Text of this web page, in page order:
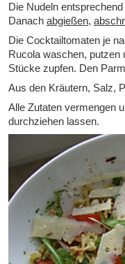
Die Nudeln
Danach abgießen,
Die Cocktailtomaten je
Rucola waschen, putzen
Stücke zupfen. Den
Aus den Kräutern, Salz,
Alle Zutaten vermengen
durchziehen lassen.